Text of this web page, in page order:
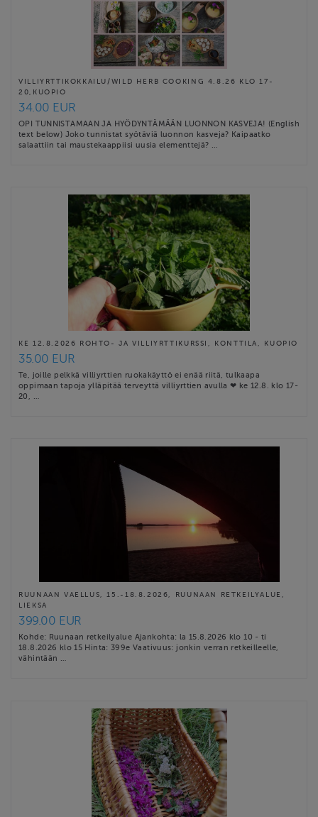
VILLIYRTTIKOKKAILU/WILD HERB COOKING 4.8.26 KLO 17-
20,KUOPIO
34.00 EUR
OPI TUNNISTAMAAN JA HYÖDYNTÄMÄÄN LUONNON KASVEJA! (English
text below) Joko tunnistat syötäviä luonnon kasveja? Kaipaatko
salaattiin tai maustekaappiisi uusia elementtejä? …
KE 12.8.2026 ROHTO- JA VILLIYRTTIKURSSI, KONTTILA, KUOPIO
35.00 EUR
Te, joille pelkkä villiyrttien ruokakäyttö ei enää riitä, tulkaapa
oppimaan tapoja ylläpitää terveyttä villiyrttien avulla ❤ ke 12.8. klo 17-
20, …
RUUNAAN VAELLUS, 15.-18.8.2026, RUUNAAN RETKEILYALUE,
LIEKSA
399.00 EUR
Kohde: Ruunaan retkeilyalue Ajankohta: la 15.8.2026 klo 10 - ti
18.8.2026 klo 15 Hinta: 399e Vaativuus: jonkin verran retkeilleelle,
vähintään …